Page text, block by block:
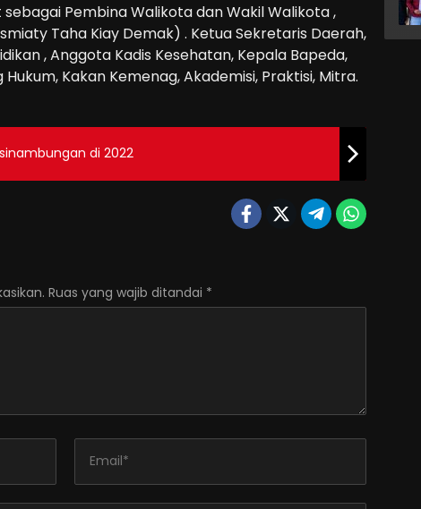
Pembina Walikota dan Wakil Walikota ,
Taha Kiay Demak) . Ketua Sekretaris Daerah,
, Anggota Kadis Kesehatan, Kepala Bapeda,
Hukum, Kakan Kemenag, Akademisi, Praktisi, Mitra.
di 2022
Ruas yang wajib ditandai *